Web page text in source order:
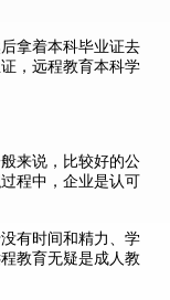
拿着本科毕业证去
，远程教育本科学
来说，比较好的公
程中，企业是认可
有时间和精力、学
教育无疑是成人教